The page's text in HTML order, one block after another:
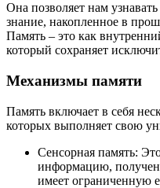
Она позволяет нам
знание, накопленное в
Память – это как
который сохраняет
Механизмы памяти
Память включает в себя
которых выполняет свою
Сенсорная память:
информацию,
имеет ограниченную